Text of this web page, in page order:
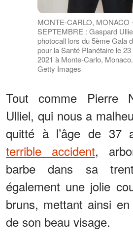
MONTE-CARLO, MONACO
SEPTEMBRE : Gaspard
photocall lors du 5ème Gala
pour la Santé Planétaire le
2021 à Monte-Carlo,
Getty Images
Tout comme Pierre
Ulliel, qui nous a
quitté à l’âge de 37
terrible accident,
barbe dans sa
également une jolie
bruns, mettant ainsi
de son beau visage.